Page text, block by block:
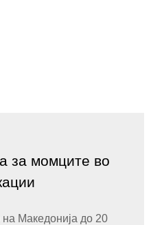
за момците во
Македонија до 20